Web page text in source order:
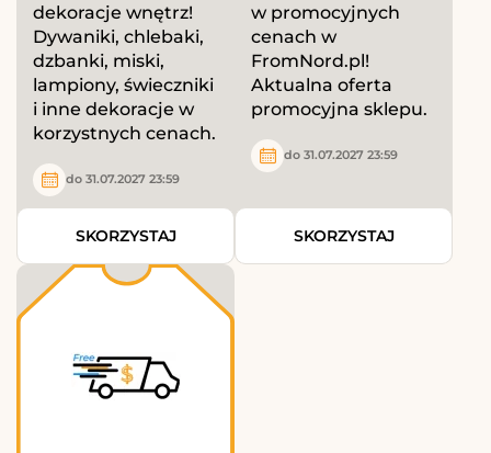
dekoracje wnętrz!
Dywaniki, chlebaki,
dzbanki, miski,
lampiony, świeczniki
i inne dekoracje w
korzystnych cenach.
do 31.07.2027 23:59
SKORZYSTAJ
w promocyjnych
cenach w
FromNord.pl!
Aktualna oferta
promocyjna sklepu.
do 31.07.2027 23:59
SKORZYSTAJ